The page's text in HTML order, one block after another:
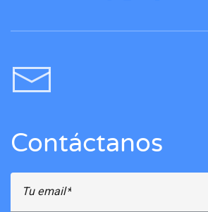
Contáctanos
Tu email